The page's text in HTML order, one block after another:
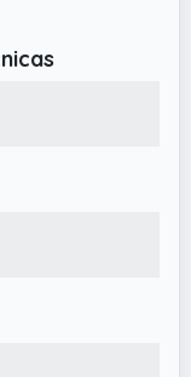
camping,
viajes
largas
libre